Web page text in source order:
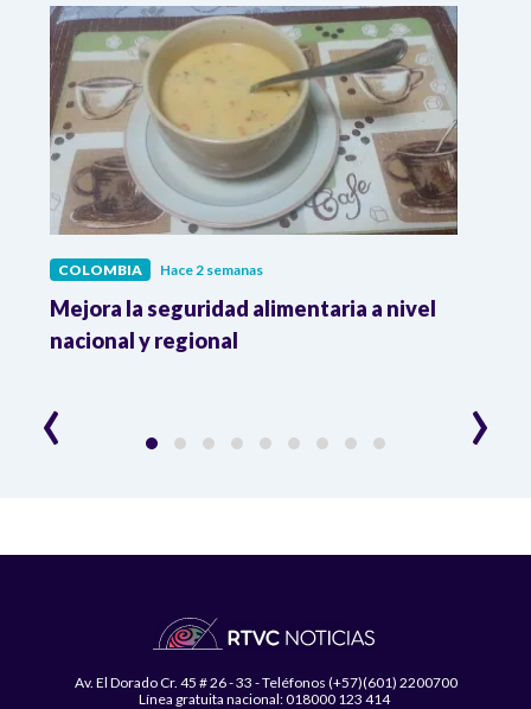
COLOMBIA Hace 2 semanas
Mejora la seguridad alimentaria a nivel
nacional y regional
‹ ›
Av. El Dorado Cr. 45 # 26 - 33 - Teléfonos (+57)(601) 2200700
Línea gratuita nacional: 018000 123 414